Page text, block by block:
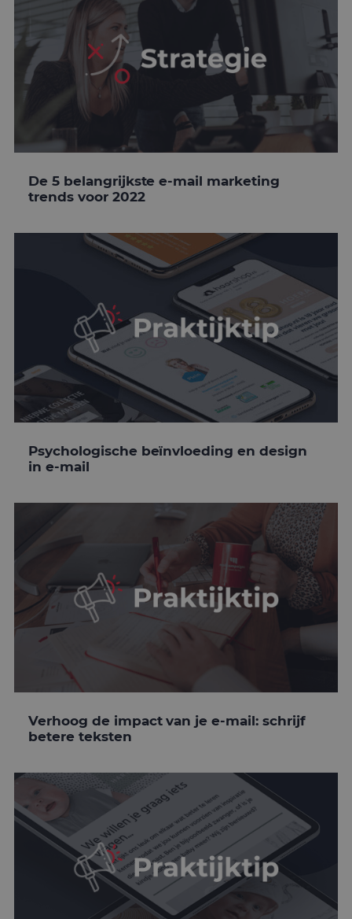
De 5 belangrijkste e-mail marketing
trends voor 2022
Psychologische beïnvloeding en design
in e-mail
Verhoog de impact van je e-mail: schrijf
betere teksten